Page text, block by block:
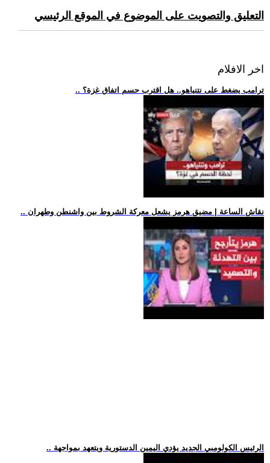
التعليق والتصويت على الموضوع في الموقع الرئيسي
اخر الافلام
.. ترامب يضغط على نتنياهو.. هل اقترب حسم اتفاق غزة؟
.. نقاش الساعة | مضيق هرمز يشعل معركة الشروط بين واشنطن وطهران
.. الرئيس الكولومبي الجديد يؤدي اليمين الدستورية ويتعهد بمواجهة